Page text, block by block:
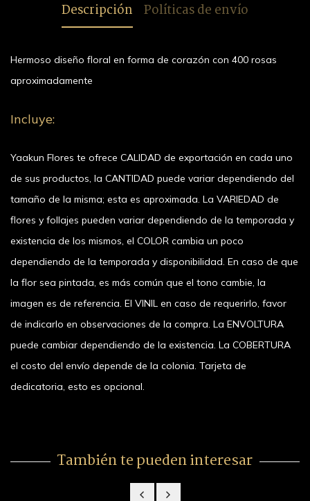
Descripción Políticas de envío
Hermoso diseño floral en forma de corazón con 400 rosas
aproximadamente
Incluye:
Yaakun Flores te ofrece CALIDAD de exportación en cada uno
de sus productos, la CANTIDAD puede variar dependiendo del
tamaño de la misma; esta es aproximada. La VARIEDAD de
flores y follajes pueden variar dependiendo de la temporada y
existencia de los mismos, el COLOR cambia un poco
dependiendo de la temporada y disponibilidad. En caso de que
la flor sea pintada, es más común que el tono cambie, la
imagen es de referencia. El VINIL en caso de requerirlo, favor
de indicarlo en observaciones de la compra. La ENVOLTURA
puede cambiar dependiendo de la existencia. La COBERTURA
el costo del envío depende de la colonia. Tarjeta de
dedicatoria, esto es opcional.
También te pueden interesar